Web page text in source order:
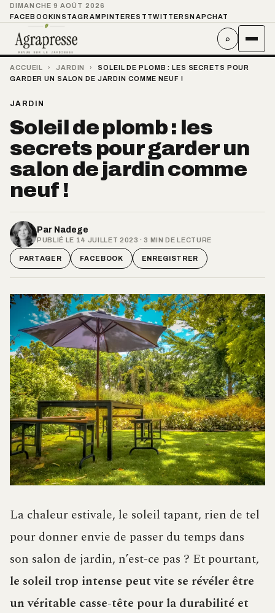
DIMANCHE 9 AOÛT 2026
FACEBOOKINSTAGRAMPINTEREST TWITTER SNAPCHAT
⌕
ACCUEIL › JARDIN ›
SOLEIL DE PLOMB : LES SECRETS POUR
GARDER UN SALON DE JARDIN COMME NEUF !
JARDIN
Soleil de plomb : les
secrets pour garder un
salon de jardin comme
neuf !
Par Nadege
PUBLIÉ LE 14 JUILLET 2023 · 3 MIN DE LECTURE
PARTAGER FACEBOOK ENREGISTRER
La chaleur estivale, le soleil tapant, rien de tel
pour donner envie de passer du temps dans
son salon de jardin, n’est-ce pas ? Et pourtant,
le soleil trop intense peut vite se révéler être
un véritable casse-tête pour la durabilité et